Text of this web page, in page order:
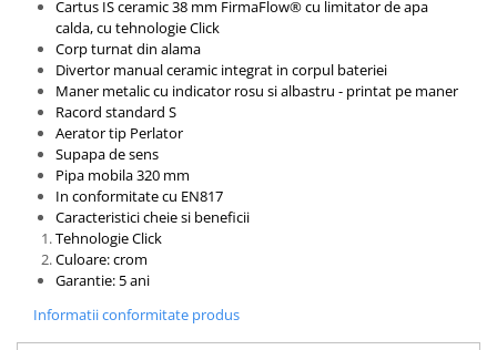
Cartus IS ceramic 38 mm FirmaFlow® cu limitator de apa
calda, cu tehnologie Click
Corp turnat din alama
Divertor manual ceramic integrat in corpul bateriei
Maner metalic cu indicator rosu si albastru - printat pe maner
Racord standard S
Aerator tip Perlator
Supapa de sens
Pipa mobila 320 mm
In conformitate cu EN817
Caracteristici cheie si beneficii
Tehnologie Click
Culoare: crom
Garantie: 5 ani
Informatii conformitate produs